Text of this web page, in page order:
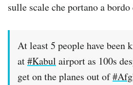
sulle scale che portano a
At least 5 people have been
at#Kabul airport as 100s
get on the planes out of